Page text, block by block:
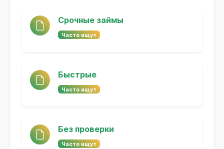
Срочные займы
Часто ищут
Быстрые
Часто ищут
Без проверки
Часто ищут